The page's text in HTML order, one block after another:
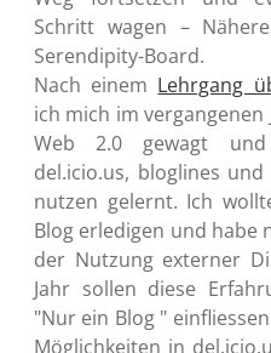
Schritt wagen –
Serendipity-Board.
Nach einem Lehrgang
ich mich im
Web 2.0 gewagt
del.icio.us, bloglines
nutzen gelernt. Ich
Blog erledigen und habe
der Nutzung externer
Jahr sollen diese
"Nur ein Blog "
Möglichkeiten in